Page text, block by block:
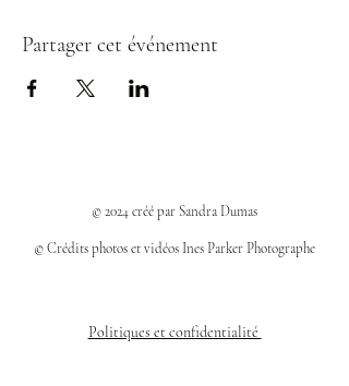
Partager cet événement
© 2024 créé par Sandra Dumas
© Crédits photos et vidéos Ines Parker Photographe
Politiques et confidentialité